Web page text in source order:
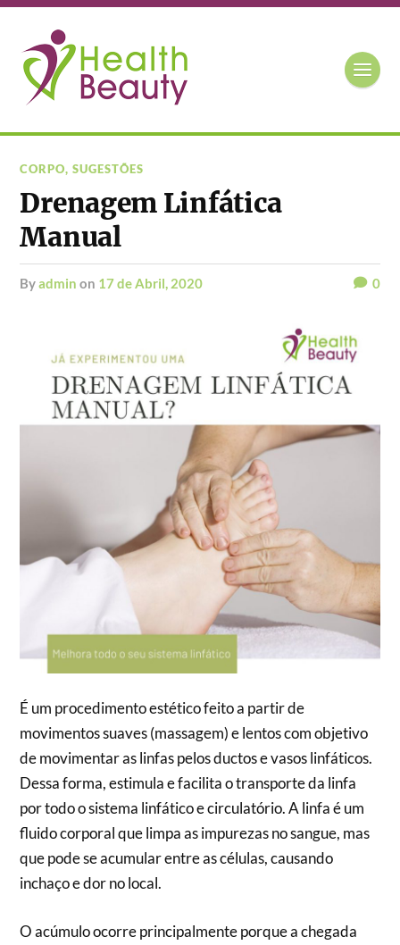
CORPO,SUGESTÕES
Drenagem Linfática
Manual
byadmin on 17 de Abril, 2020 0
É um procedimento estético feito a partir de
movimentos suaves (massagem) e lentos com objetivo
de movimentar as linfas pelos ductos e vasos linfáticos.
Dessa forma, estimula e facilita o transporte da linfa
por todo o sistema linfático e circulatório. A linfa é um
fluido corporal que limpa as impurezas no sangue, mas
que pode se acumular entre as células, causando
inchaço e dor no local.
O acúmulo ocorre principalmente porque a chegada